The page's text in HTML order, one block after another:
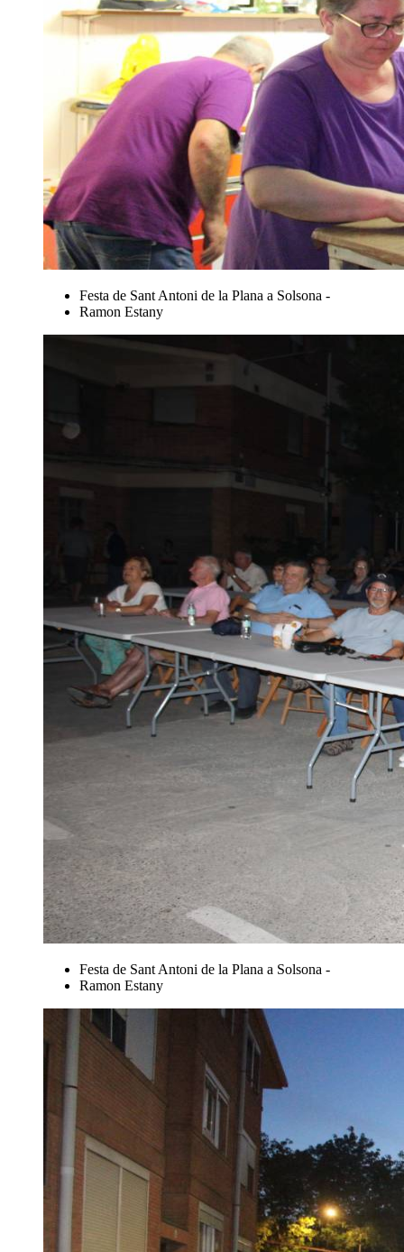
Festa de Sant Antoni de la Plana a Solsona -
Ramon Estany
Festa de Sant Antoni de la Plana a Solsona -
Ramon Estany